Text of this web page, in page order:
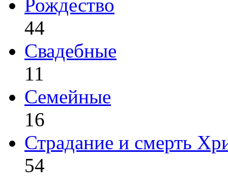
Рождество
44
Свадебные
11
Семейные
16
Страдание и смерть
54